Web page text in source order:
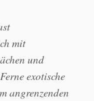
mit
und
exotische
angrenzenden